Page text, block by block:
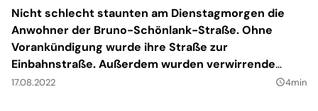
Nicht schlecht staunten am Dienstagmorgen die
Anwohner der Bruno-Schönlank-Straße. Ohne
Vorankündigung wurde ihre Straße zur
Einbahnstraße. Außerdem wurden verwirrende
Halteverbotsschilder aufgestellt.
17.08.2022 query_builder4min